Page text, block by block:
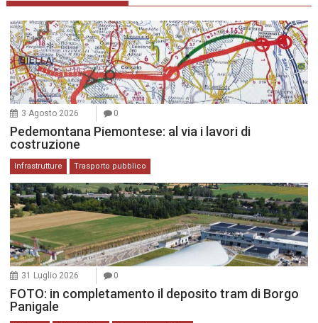
3 Agosto 2026 0
Pedemontana Piemontese: al via i lavori di
costruzione
Infrastrutture Trasporto pubblico
31 Luglio 2026 0
FOTO: in completamento il deposito tram di Borgo
Panigale